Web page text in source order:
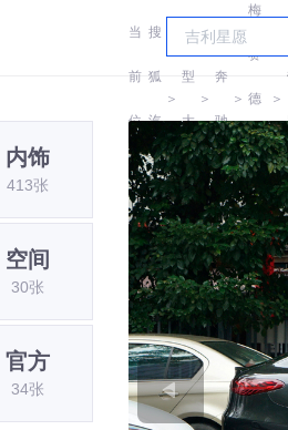
当
前
位
置:
搜
狐
汽
车
＞
车
型
大
全
＞
奔
驰
＞
梅
赛
德
斯-
EQ
＞
内饰
413张
空间
30张
官方
34张